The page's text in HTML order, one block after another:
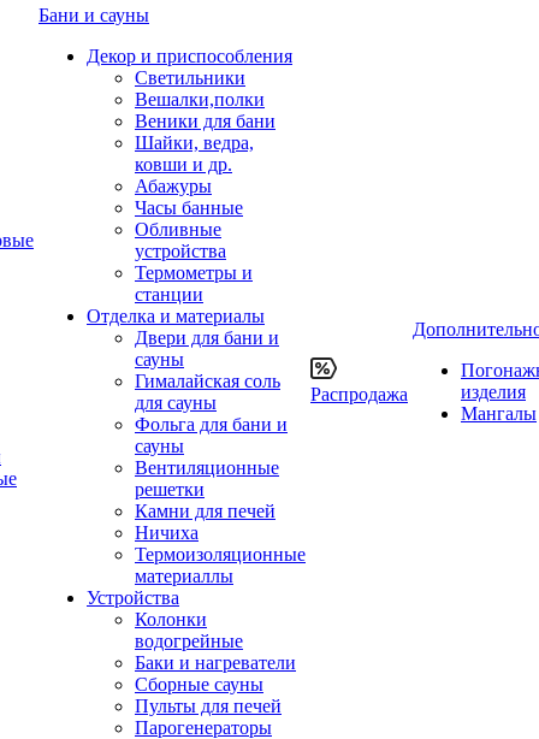
Бани и сауны
Декор и приспособления
Светильники
Вешалки,полки
Веники для бани
Шайки, ведра,
ковши и др.
Абажуры
Часы банные
Обливные
устройства
Термометры и
станции
Отделка и материалы
Двери для бани и
сауны
Гималайская соль
для сауны
Фольга для бани и
сауны
Вентиляционные
решетки
Камни для печей
Ничиха
Термоизоляционные
материаллы
Устройства
Колонки
водогрейные
Баки и нагреватели
Сборные сауны
Пульты для печей
Парогенераторы
Распродажа
изделия
Мангалы